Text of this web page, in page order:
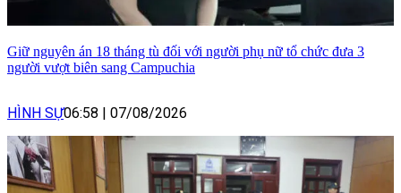
Giữ nguyên án 18 tháng tù đối với người phụ nữ tổ chức đưa 3
người vượt biên sang Campuchia
HÌNH SỰ06:58 | 07/08/2026